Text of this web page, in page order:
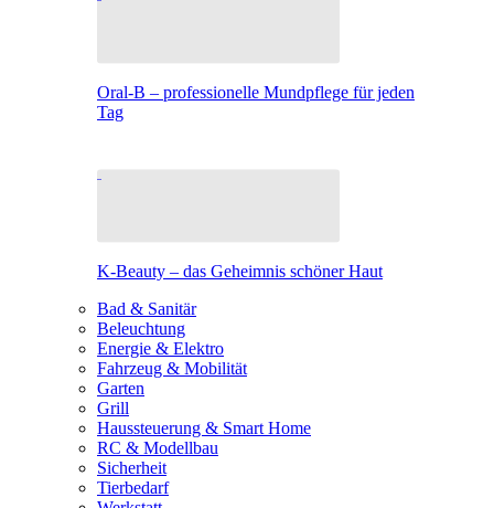
Oral-B – professionelle Mundpflege für jeden
Tag
K-Beauty – das Geheimnis schöner Haut
Bad & Sanitär
Beleuchtung
Energie & Elektro
Fahrzeug & Mobilität
Garten
Grill
Haussteuerung & Smart Home
RC & Modellbau
Sicherheit
Tierbedarf